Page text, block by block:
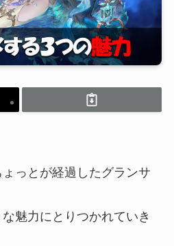
っとが経過したグランサ
魅力にとりつかれていき